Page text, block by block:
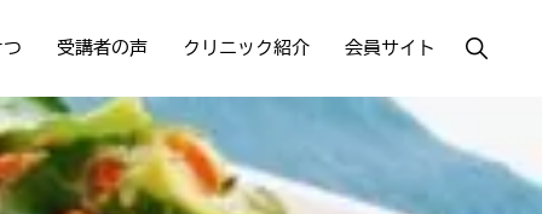
つ 受講者の声 クリニック紹介 会員サイト Show
Search